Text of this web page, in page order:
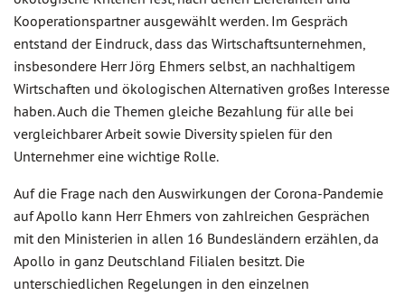
Kooperationspartner ausgewählt werden. Im Gespräch
entstand der Eindruck, dass das Wirtschaftsunternehmen,
insbesondere Herr Jörg Ehmers selbst, an nachhaltigem
Wirtschaften und ökologischen Alternativen großes Interesse
haben. Auch die Themen gleiche Bezahlung für alle bei
vergleichbarer Arbeit sowie Diversity spielen für den
Unternehmer eine wichtige Rolle.
Auf die Frage nach den Auswirkungen der Corona-Pandemie
auf Apollo kann Herr Ehmers von zahlreichen Gesprächen
mit den Ministerien in allen 16 Bundesländern erzählen, da
Apollo in ganz Deutschland Filialen besitzt. Die
unterschiedlichen Regelungen in den einzelnen